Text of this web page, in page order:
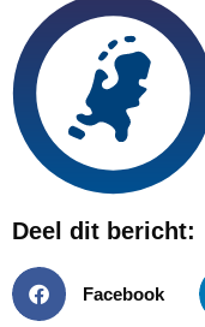
Deel dit bericht:
Facebook